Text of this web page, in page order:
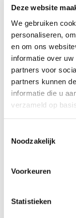
Deze website
We gebruiken
personaliseren,
en om ons
informatie over
partners voor
partners kunnen
informatie die u
verzameld op
Noodzakelijk
Voorkeuren
Statistieken
Uitgangspunten
- Uitgangspunten
ontwikkeld aan de
een enquête
catechese-
bestaande uit de
L.W. den Boer, J.J.
traditie.
Thematisch is er